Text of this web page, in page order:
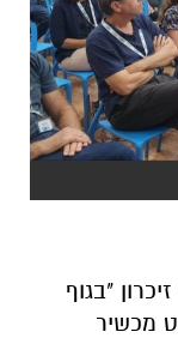
"בגוף
מכשיר